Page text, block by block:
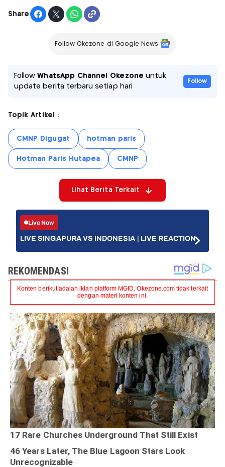
Share
Follow Okezone di Google News
FollowWhatsApp Channel Okezone untuk
update berita terbaru setiap hari
Follow
Topik Artikel :
CMNP Digugat hotman paris
Hotman Paris Hutapea CMNP
Lihat Berita Terkait
Live Now
LIVE SINGAPURA VS INDONESIA | LIVE REACTION